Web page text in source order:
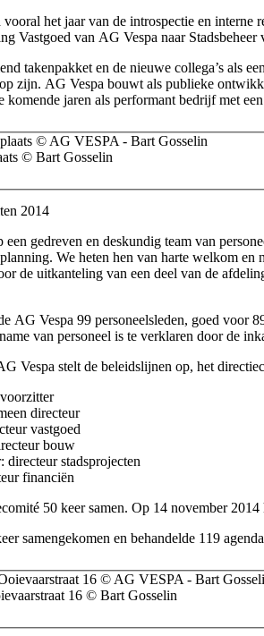
het jaar van de introspectie en
Vastgoed van AG Vespa naar Stadsbeheer
takenpakket en de nieuwe collega’s als
zijn. AG Vespa bouwt als publieke
komende jaren als performant bedrijf met
© Bart Gosselin
2014
een gedreven en deskundig team van
We heten hen van harte welkom
de uitkanteling van een deel van de
AG Vespa 99 personeelsleden, goed voor
van personeel is te verklaren door de
Vespa stelt de beleidslijnen op, het
directeur
vastgoed
bouw
stadsprojecten
financiën
50 keer samen. Op 14 november
samengekomen en behandelde 119
16 © Bart Gosselin